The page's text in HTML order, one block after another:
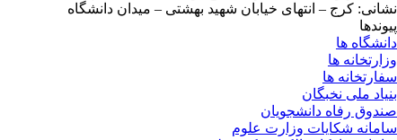
نشانی: کرج – انتهای خیابان شهید بهشتی – میدان دانشگاه
پیوندها
دانشگاه ها
وزارتخانه ها
سفارتخانه ها
بنیاد ملی نخبگان
صندوق رفاه دانشجویان
سامانه شکایات وزارت علوم